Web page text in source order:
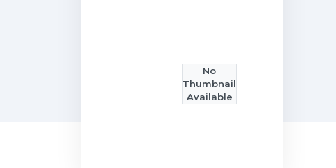
No
Thumbnail
Available